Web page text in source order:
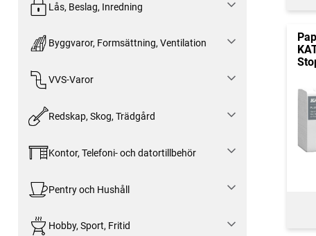
Lås, Beslag, Inredning
Byggvaror, Formsättning, Ventilation
VVS-Varor
Redskap, Skog, Trädgård
Kontor, Telefoni- och datortillbehör
Pentry och Hushåll
Hobby, Sport, Fritid